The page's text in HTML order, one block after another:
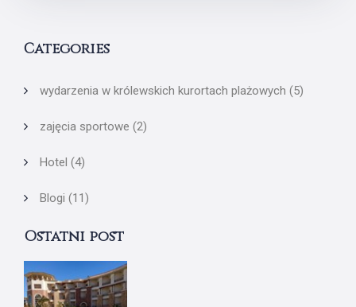
Categories
wydarzenia w królewskich kurortach plażowych (5)
zajęcia sportowe (2)
Hotel (4)
Blogi (11)
Ostatni post